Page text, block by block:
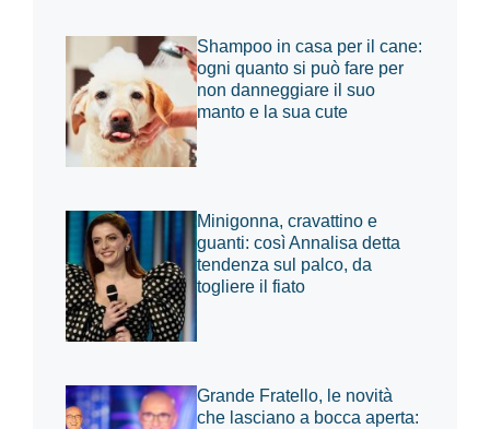
Shampoo in casa per il cane:
ogni quanto si può fare per
non danneggiare il suo
manto e la sua cute
Minigonna, cravattino e
guanti: così Annalisa detta
tendenza sul palco, da
togliere il fiato
Grande Fratello, le novità
che lasciano a bocca aperta: